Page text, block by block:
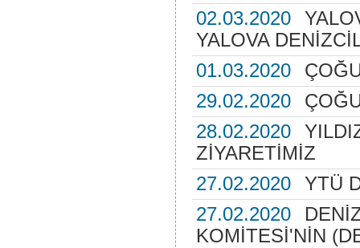
02.03.2020
YALOVA
01.03.2020
29.02.2020
28.02.2020
ZİYARETİMİZ
27.02.2020
YTÜ
27.02.2020
KOMİTESİ'NİN